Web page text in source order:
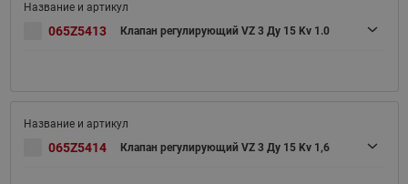
065Z5413 Клапан регулирующий VZ 3 Ду 15 Kv 1.0
065Z5414 Клапан регулирующий VZ 3 Ду 15 Kv 1,6